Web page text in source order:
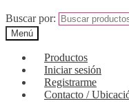
Buscar por:
Menú
Productos
Iniciar sesión
Registrarme
Contacto /